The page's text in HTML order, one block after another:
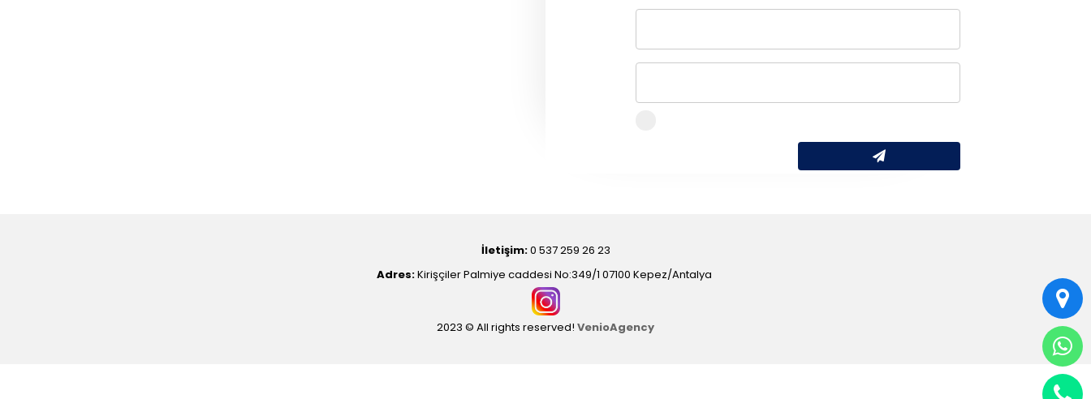
İletişim:0 537 259 26 23
Adres:Kirişçiler Palmiye caddesi No:349/1 07100 Kepez/Antalya
2023 © All rights reserved! VenioAgency